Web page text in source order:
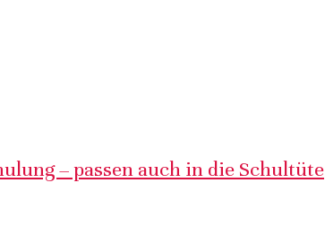
– passen auch in die Schultüte